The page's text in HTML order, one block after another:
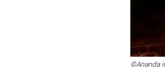
©Ananda